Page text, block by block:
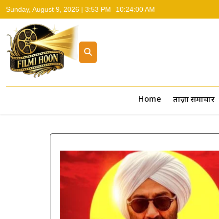
Sunday, August 9, 2026 | 3:53 PM 10:24:01 AM
Filmi Hoon Home ताज़ा समाचार